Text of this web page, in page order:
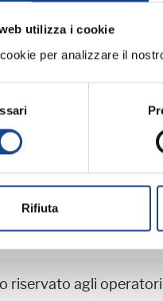
utilizza i cookie
per analizzare il
Rifiuta
riservato agli
-
operatori del
riservato agli